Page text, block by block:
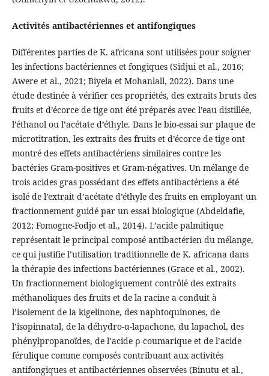
Activités antibactériennes et antifongiques
Différentes parties de K. africana sont utilisées pour soigner
les infections bactériennes et fongiques (Sidjui et al., 2016;
Awere et al., 2021; Biyela et Mohanlall, 2022). Dans une
étude destinée à vérifier ces propriétés, des extraits bruts des
fruits et d’écorce de tige ont été préparés avec l’eau distillée,
l’éthanol ou l’acétate d’éthyle. Dans le bio-essai sur plaque de
microtitration, les extraits des fruits et d’écorce de tige ont
montré des effets antibactériens similaires contre les
bactéries Gram-positives et Gram-négatives. Un mélange de
trois acides gras possédant des effets antibactériens a été
isolé de l’extrait d’acétate d’éthyle des fruits en employant un
fractionnement guidé par un essai biologique (Abdeldafie,
2012; Fomogne-Fodjo et al., 2014). L’acide palmitique
représentait le principal composé antibactérien du mélange,
ce qui justifie l’utilisation traditionnelle de K. africana dans
la thérapie des infections bactériennes (Grace et al., 2002).
Un fractionnement biologiquement contrôlé des extraits
méthanoliques des fruits et de la racine a conduit à
l’isolement de la kigelinone, des naphtoquinones, de
l’isopinnatal, de la déhydro-α-lapachone, du lapachol, des
phénylpropanoïdes, de l’acide ρ-coumarique et de l’acide
férulique comme composés contribuant aux activités
antifongiques et antibactériennes observées (Binutu et al.,